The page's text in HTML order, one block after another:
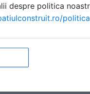
perfectă
modern. Fiți
vă să vă creați
despre politica